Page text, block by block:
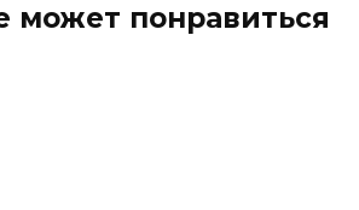
может понравиться